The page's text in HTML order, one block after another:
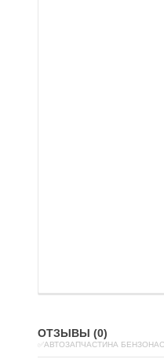
ОТЗЫВЫ (0)
✅АВТОЗАПЧАСТИНА